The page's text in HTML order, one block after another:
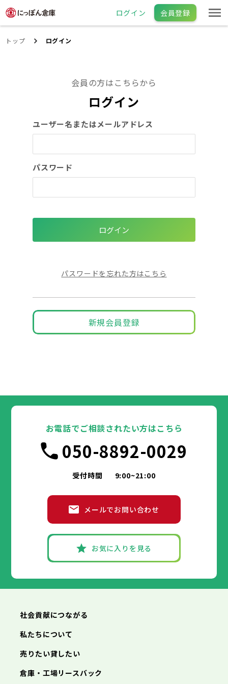
ログイン 会員登録
トップ ログイン
会員の方はこちらから
ログイン
ユーザー名またはメールアドレス
パスワード
パスワードを忘れた方はこちら
新規会員登録
お電話でご相談されたい方はこちら
050-8892-0029
受付時間 9:00~21:00
メールでお問い合わせ
お気に入りを見る
社会貢献につながる
私たちについて
売りたい貸したい
倉庫・工場リースバック